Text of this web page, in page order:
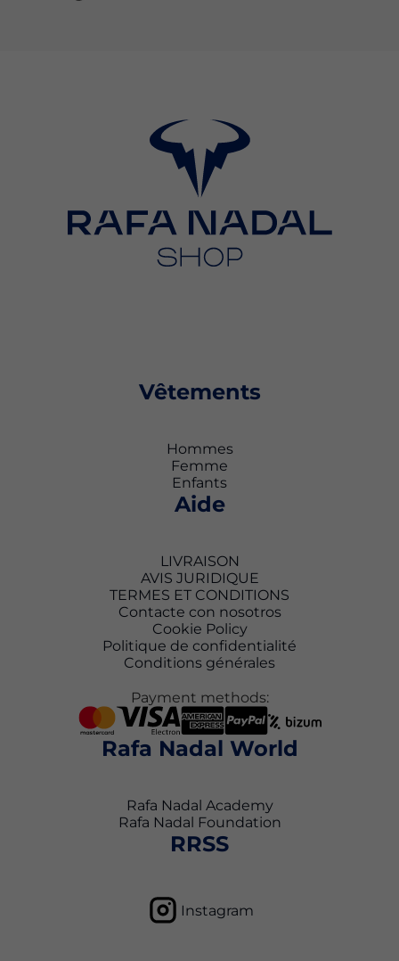
Vêtements
Hommes
Femme
Enfants
Aide
LIVRAISON
AVIS JURIDIQUE
TERMES ET CONDITIONS
Contacte con nosotros
Cookie Policy
Politique de confidentialité
Conditions générales
Payment methods:
Rafa Nadal World
Rafa Nadal Academy
Rafa Nadal Foundation
RRSS
Instagram